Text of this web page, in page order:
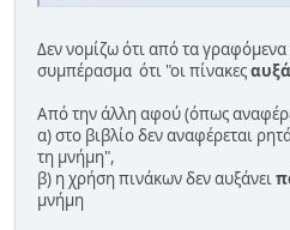
Δεν νομίζω ότι από τα γραφόμενα
συμπέρασμα ότι "οι πίνακες
Από την άλλη αφού (όπως
α) στο βιβλίο δεν αναφέρεται
τη μνήμη",
β) η χρήση πινάκων δεν αυξάνει
μνήμη